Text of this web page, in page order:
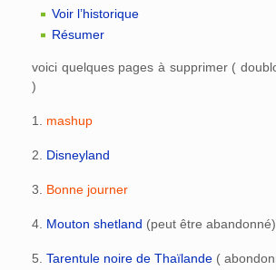
Voir l’historique
Résumer
voici quelques pages à supprimer (
)
1. mashup
2. Disneyland
3. Bonne journer
4. Mouton shetland (peut être abandonné)
5. Tarentule noire de Thaïlande (